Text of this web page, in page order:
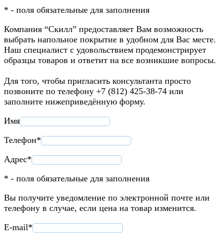
* - поля обязательные для заполнения
Компания “Скилл” предоставляет Вам возможность
выбрать напольное покрытие в удобном для Вас месте.
Наш специалист с удовольствием продемонстрирует
образцы товаров и ответит на все возникшие вопросы.
Для того, чтобы пригласить консультанта просто
позвоните по телефону +7 (812) 425-38-74 или
заполните нижеприведённую форму.
Имя
Телефон*
Адрес*
* - поля обязательные для заполнения
Вы получите уведомление по электронной почте или
телефону в случае, если цена на товар изменится.
E-mail*